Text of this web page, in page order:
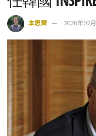
本思齊 2026年02